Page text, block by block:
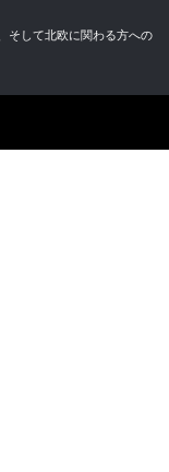
そして北欧に関わる方への